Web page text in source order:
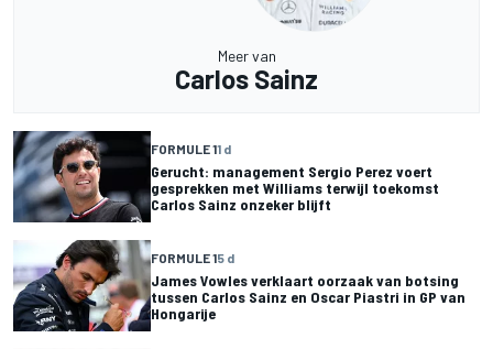
Meer van
Carlos Sainz
FORMULE 11 d
Gerucht: management Sergio Perez voert
gesprekken met Williams terwijl toekomst
Carlos Sainz onzeker blijft
FORMULE 15 d
James Vowles verklaart oorzaak van botsing
tussen Carlos Sainz en Oscar Piastri in GP van
Hongarije